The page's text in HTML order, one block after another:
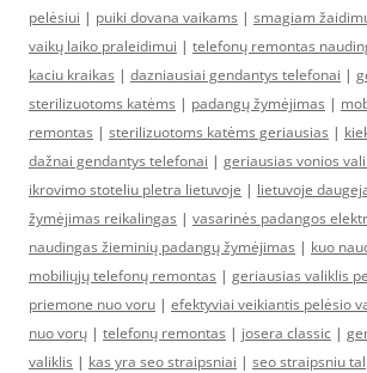
pelėsiui | puiki dovana vaikams | smagiam
vaikų laiko praleidimui | telefonų remontas
kaciu kraikas | dazniausiai gendantys telefonai |
sterilizuotoms katėms | padangų žymėjimas |
remontas | sterilizuotoms katėms geriausias |
dažnai gendantys telefonai | geriausias vonios
ikrovimo stoteliu pletra lietuvoje | lietuvoje
žymėjimas reikalingas | vasarinės padangos
naudingas žieminių padangų žymėjimas | kuo
mobiliųjų telefonų remontas | geriausias valiklis
priemone nuo voru | efektyviai veikiantis pelėsio
nuo vorų | telefonų remontas | josera classic |
valiklis | kas yra seo straipsniai | seo straipsniu